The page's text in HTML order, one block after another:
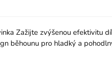
Zažijte zvýšenou efektivitu
běhounu pro hladký a